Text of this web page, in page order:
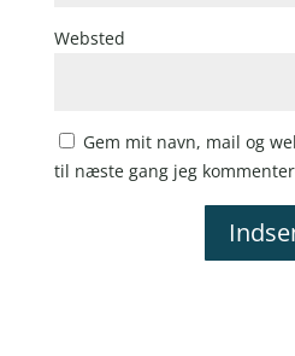
Websted
Gem mit navn, mail og
til næste gang jeg